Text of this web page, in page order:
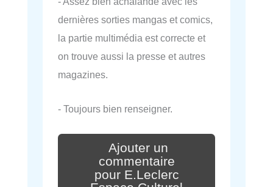
dernières sorties mangas et comics,
la partie multimédia est correcte et
on trouve aussi la presse et autres
magazines.
- Toujours bien renseigner.
Ajouter un
commentaire
pour E.Leclerc